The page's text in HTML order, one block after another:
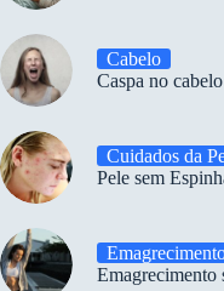
Cabelo
Caspa no
Cuidados da
Pele sem
Emagrecimento